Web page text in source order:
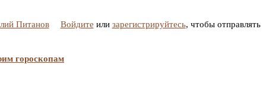
Питанов Войдите или зарегистрируйтесь, чтобы отправлять
гороскопам